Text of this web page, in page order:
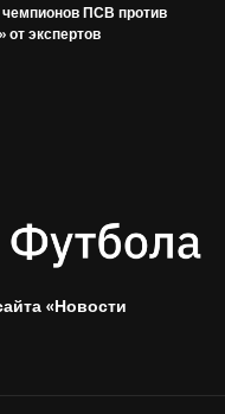
чемпионов ПСВ против
от экспертов
«Новости